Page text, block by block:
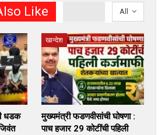
All
Like
धडक
खान्देश
मुख्यमंत्री फडणवीसांची घोषणा :
पाच हजार 29 कोटींची पहिली